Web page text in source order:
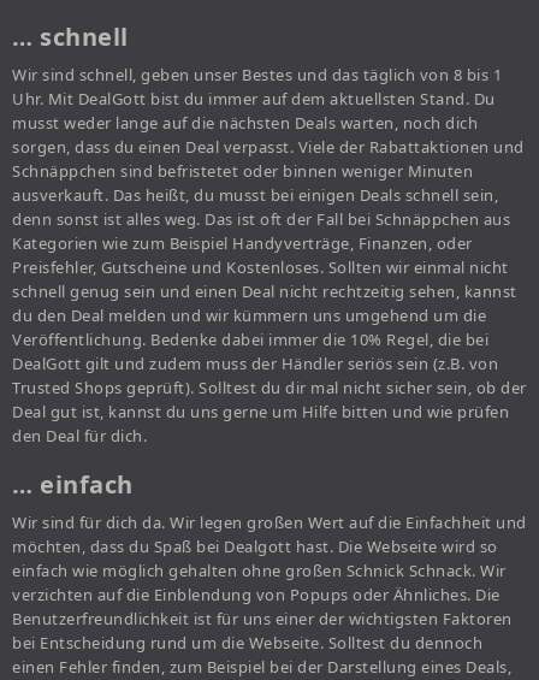
… schnell
Wir sind schnell, geben unser Bestes und das täglich von 8 bis 1
Uhr. Mit DealGott bist du immer auf dem aktuellsten Stand. Du
musst weder lange auf die nächsten Deals warten, noch dich
sorgen, dass du einen Deal verpasst. Viele der Rabattaktionen und
Schnäppchen sind befristetet oder binnen weniger Minuten
ausverkauft. Das heißt, du musst bei einigen Deals schnell sein,
denn sonst ist alles weg. Das ist oft der Fall bei Schnäppchen aus
Kategorien wie zum Beispiel Handyverträge, Finanzen, oder
Preisfehler, Gutscheine und Kostenloses. Sollten wir einmal nicht
schnell genug sein und einen Deal nicht rechtzeitig sehen, kannst
du den Deal melden und wir kümmern uns umgehend um die
Veröffentlichung. Bedenke dabei immer die 10% Regel, die bei
DealGott gilt und zudem muss der Händler seriös sein (z.B. von
Trusted Shops geprüft). Solltest du dir mal nicht sicher sein, ob der
Deal gut ist, kannst du uns gerne um Hilfe bitten und wie prüfen
den Deal für dich.
… einfach
Wir sind für dich da. Wir legen großen Wert auf die Einfachheit und
möchten, dass du Spaß bei Dealgott hast. Die Webseite wird so
einfach wie möglich gehalten ohne großen Schnick Schnack. Wir
verzichten auf die Einblendung von Popups oder Ähnliches. Die
Benutzerfreundlichkeit ist für uns einer der wichtigsten Faktoren
bei Entscheidung rund um die Webseite. Solltest du dennoch
einen Fehler finden, zum Beispiel bei der Darstellung eines Deals,